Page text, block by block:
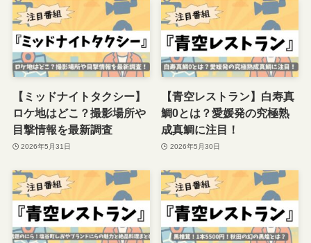
【ミッドナイトタクシー】
ロケ地はどこ？撮影場所や
目撃情報を最新調査
2026年5月31日
【青空レストラン】白寿真
鯛0とは？愛媛発の究極熟
成真鯛に注目！
2026年5月30日